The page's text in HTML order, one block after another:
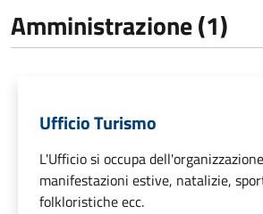
Amministrazione (1)
Ufficio Turismo
L'Ufficio si occupa
manifestazioni estive, natalizie,
folkloristiche ecc.